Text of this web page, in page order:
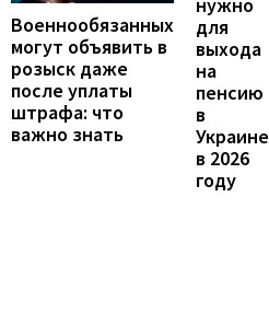
Военнообязанных
могут объявить в
розыск даже
после уплаты
штрафа: что
важно знать
нужно
для
выхода
на
пенсию
в
Украине
в 2026
году